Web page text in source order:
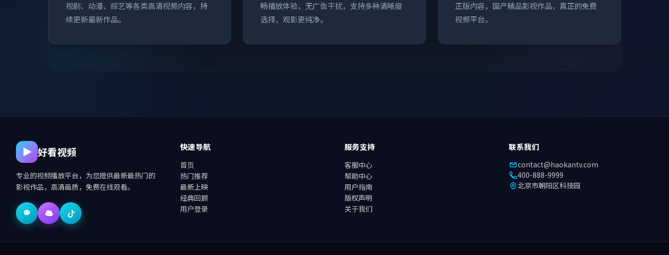
视剧、动漫、综艺等各类高清视频内容，持
续更新最新作品。
畅播放体验，无广告干扰，支持多种清晰度
选择，观影更纯净。
正版内容，国产精品影视作品，真正的免费
视频平台。
好看视频
专业的视频播放平台，为您提供最新最热门的
影视作品，高清画质，免费在线观看。
快速导航
首页
热门推荐
最新上映
经典回顾
用户登录
服务支持
客服中心
帮助中心
用户指南
版权声明
关于我们
联系我们
contact@haokantv.com
400-888-9999
北京市朝阳区科技园